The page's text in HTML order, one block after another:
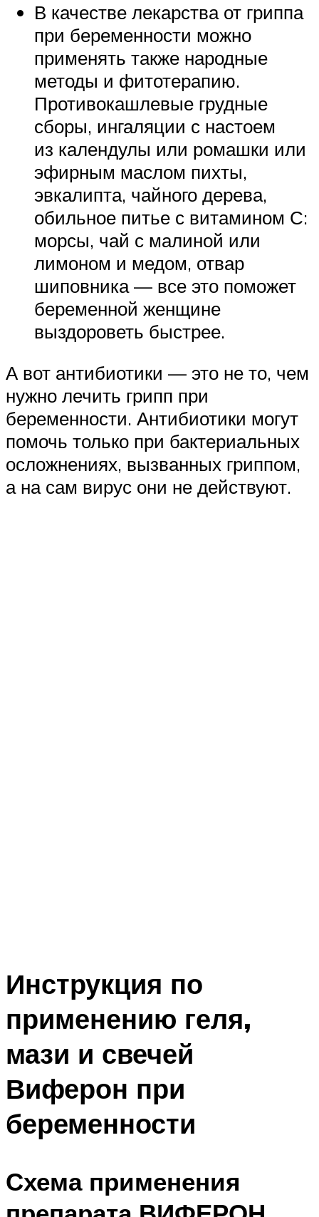
В качестве лекарства от гриппа
при беременности можно
применять также народные
методы и фитотерапию.
Противокашлевые грудные
сборы, ингаляции с настоем
из календулы или ромашки или
эфирным маслом пихты,
эвкалипта, чайного дерева,
обильное питье с витамином С:
морсы, чай с малиной или
лимоном и медом, отвар
шиповника — все это поможет
беременной женщине
выздороветь быстрее.
А вот антибиотики — это не то, чем
нужно лечить грипп при
беременности. Антибиотики могут
помочь только при бактериальных
осложнениях, вызванных гриппом,
а на сам вирус они не действуют.
Инструкция по
применению геля,
мази и свечей
Виферон при
беременности
Схема применения